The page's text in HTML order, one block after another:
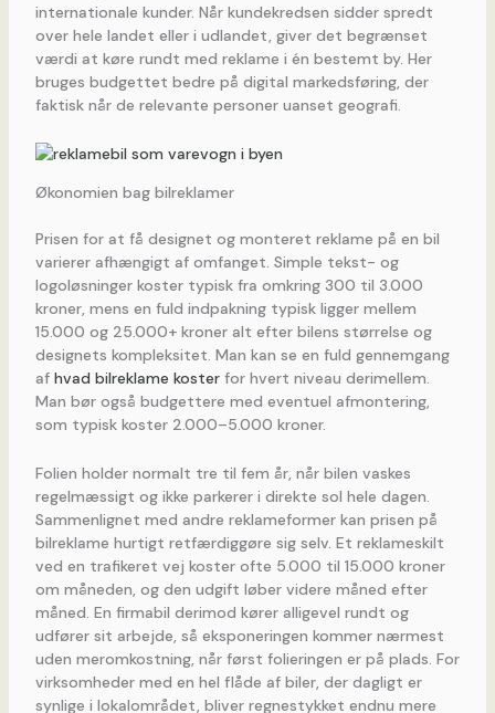
internationale kunder. Når kundekredsen sidder spredt
over hele landet eller i udlandet, giver det begrænset
værdi at køre rundt med reklame i én bestemt by. Her
bruges budgettet bedre på digital markedsføring, der
faktisk når de relevante personer uanset geografi.
Økonomien bag bilreklamer
Prisen for at få designet og monteret reklame på en bil
varierer afhængigt af omfanget. Simple tekst- og
logoløsninger koster typisk fra omkring 300 til 3.000
kroner, mens en fuld indpakning typisk ligger mellem
15.000 og 25.000+ kroner alt efter bilens størrelse og
designets kompleksitet. Man kan se en fuld gennemgang
af hvad bilreklame kosterfor hvert niveau derimellem.
Man bør også budgettere med eventuel afmontering,
som typisk koster 2.000–5.000 kroner.
Folien holder normalt tre til fem år, når bilen vaskes
regelmæssigt og ikke parkerer i direkte sol hele dagen.
Sammenlignet med andre reklameformer kan prisen på
bilreklame hurtigt retfærdiggøre sig selv. Et reklameskilt
ved en trafikeret vej koster ofte 5.000 til 15.000 kroner
om måneden, og den udgift løber videre måned efter
måned. En firmabil derimod kører alligevel rundt og
udfører sit arbejde, så eksponeringen kommer nærmest
uden meromkostning, når først folieringen er på plads. For
virksomheder med en hel flåde af biler, der dagligt er
synlige i lokalområdet, bliver regnestykket endnu mere